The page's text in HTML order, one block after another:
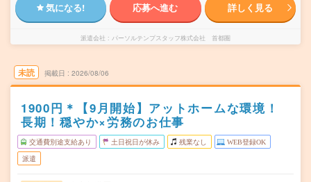
気になる! 応募へ進む 詳しく見る
派遣会社 パーソルテンプスタッフ株式会社 首都圏
未読 掲載日 2026/08/06
1900円＊【9月開始】アットホームな環境！
長期！穏やか×労務のお仕事
交通費別途支給あり 土日祝日が休み 残業なし WEB登録OK
派遣